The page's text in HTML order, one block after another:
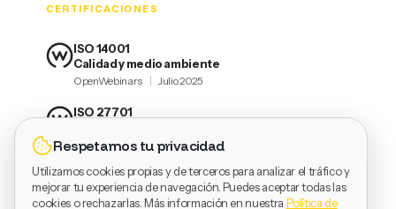
CERTIFICACIONES
ISO 14001
Calidad y medio ambiente
OpenWebinars | Julio 2025
ISO 27701
OpenWebinars | Julio 2025
ISO 27001
Seguridad de la Información
Respetamos tu privacidad
Utilizamos cookies propias y de terceros para analizar el tráfico y
mejorar tu experiencia de navegación. Puedes aceptar todas las
cookies o rechazarlas. Más información en nuestra Política de